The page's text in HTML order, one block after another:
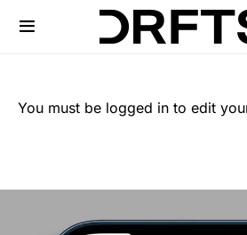
You must be logged in to edit